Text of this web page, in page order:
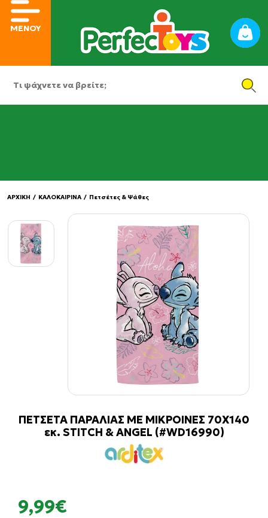
ΜΕΝΟΥ
ΑΡΧΙΚΗ / ΚΑΛΟΚΑΙΡΙΝΑ / Πετσέτες & Ψάθες
ΠΕΤΣΕΤΑ ΠΑΡΑΛΙΑΣ ΜΕ ΜΙΚΡΟΙΝΕΣ 70Χ140
εκ. STITCH & ANGEL (#WD16990)
9,99€